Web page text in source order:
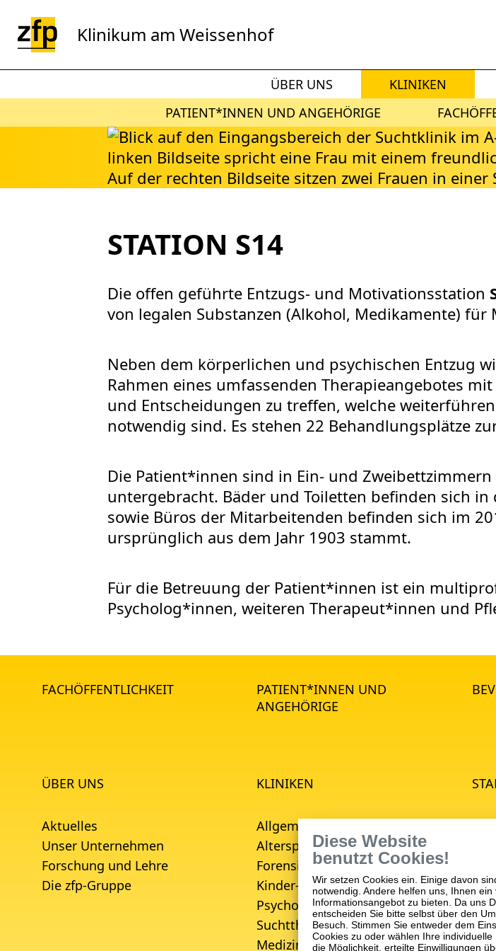
Klinikum am Weissenhof
ÜBER UNS KLINIKEN
PATIENT*INNEN UND ANGEHÖRIGE
STATION S14
Die offen geführte Entzugs- und Motivationsstation
von legalen Substanzen (Alkohol, Medikamente)
Neben dem körperlichen und psychischen Entzug
Rahmen eines umfassenden Therapieangebotes
und Entscheidungen zu treffen, welche
notwendig sind. Es stehen 22 Behandlungsplätze
Die Patient*innen sind in Ein- und
untergebracht. Bäder und Toiletten befinden sich
sowie Büros der Mitarbeitenden befinden sich im
ursprünglich aus dem Jahr 1903 stammt.
Für die Betreuung der Patient*innen ist ein
Psycholog*innen, weiteren Therapeut*innen und
FACHÖFFENTLICHKEIT
PATIENT*INNEN UND
ANGEHÖRIGE
ÜBER UNS
Aktuelles
Unser Unternehmen
Forschung und Lehre
Die zfp-Gruppe
KLINIKEN
Allgemeine Psychiatrie
Alterspsychiatrie
Forensische Psychiatrie
Kinder- und Jugendpsychiatrie
Psychosomatische Medizin
Suchttherapie
Medizinisches
Diese Website
benutzt Cookies!
Wir setzen Cookies ein. Einige davon
notwendig. Andere helfen uns, Ihnen ein
Informationsangebot zu bieten. Da uns
entscheiden Sie bitte selbst über den
Besuch. Stimmen Sie entweder dem
Cookies zu oder wählen Ihre
die Möglichkeit, erteilte Einwilligungen